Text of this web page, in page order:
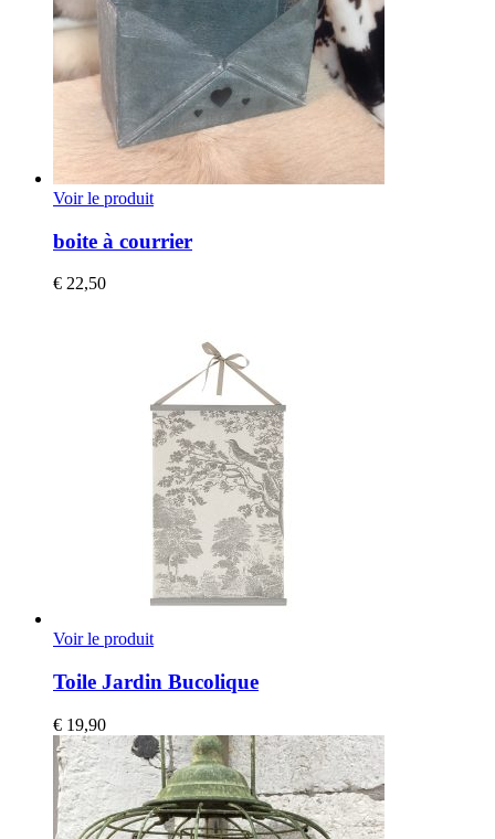
Voir le produit
boite à courrier
€ 22,50
Voir le produit
Toile Jardin Bucolique
€ 19,90